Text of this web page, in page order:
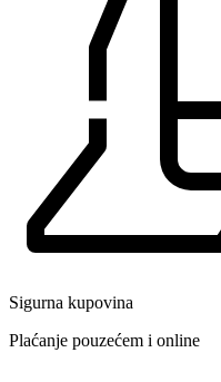
Sigurna kupovina
Plaćanje pouzećem i online